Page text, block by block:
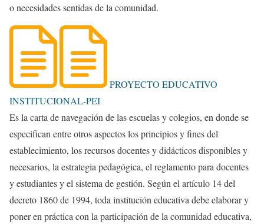
o necesidades sentidas de la comunidad.
PROYECTO EDUCATIVO
INSTITUCIONAL-PEI
Es la carta de navegación de las escuelas y colegios, en donde se
especifican entre otros aspectos los principios y fines del
establecimiento, los recursos docentes y didácticos disponibles y
necesarios, la estrategia pedagógica, el reglamento para docentes
y estudiantes y el sistema de gestión. Según el artículo 14 del
decreto 1860 de 1994, toda institución educativa debe elaborar y
poner en práctica con la participación de la comunidad educativa,